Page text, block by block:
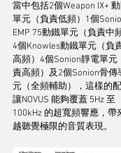
當中包括2個Weapon IX+
單元（負責低頻）1個
EMP 75動鐵單元（負責中頻
4個Knowles動鐵單元（負
高頻）4個Sonion靜電單元
責高頻）及2個Sonion骨傳
元（全頻輔助），這樣的
讓NOVUS 能夠覆蓋 5Hz 至
100kHz 的超寬頻響應，帶
越聽覺極限的音質表現。